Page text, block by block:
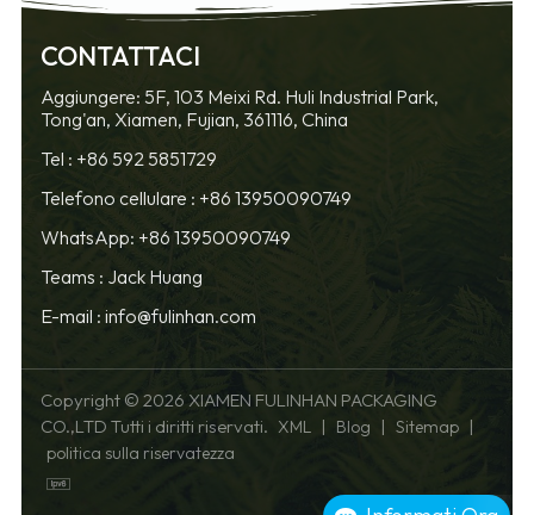
SAPERNE DI SAPERNE DI
CONTATTACI
Aggiungere: 5F, 103 Meixi Rd. Huli Industrial Park,
Tong'an, Xiamen, Fujian, 361116, China
Tel : +86 592 5851729
Telefono cellulare : +86 13950090749
WhatsApp: +86 13950090749
Teams : Jack Huang
E-mail :info@fulinhan.com
Copyright © 2026 XIAMEN FULINHAN PACKAGING
CO.,LTD Tutti i diritti riservati. XML | Blog | Sitemap |
politica sulla riservatezza